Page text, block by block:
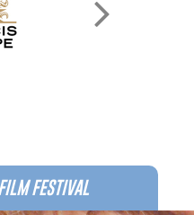
FESTIVAL